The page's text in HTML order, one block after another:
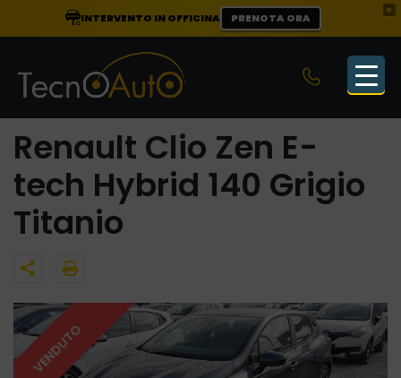
×
INTERVENTO IN OFFICINA PRENOTA ORA
Renault Clio Zen E-
tech Hybrid 140 Grigio
Titanio
VENDUTO